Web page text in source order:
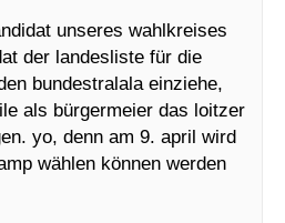
unseres wahlkreises
der landesliste für die
bundestralala einziehe,
als bürgermeier das loitzer
yo, denn am 9. april wird
wählen können werden